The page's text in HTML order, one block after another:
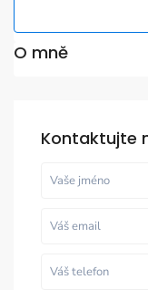
O mně
Kontaktujte